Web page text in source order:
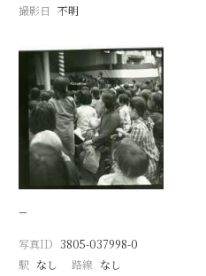
撮影日 不明
−
写真ID 3805-037998-0
駅 なし 路線 なし